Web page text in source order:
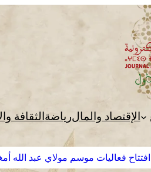
الإقتصاد والمالرياضة الثقافة
افتتاح فعاليات موسم مولاي عبد الله